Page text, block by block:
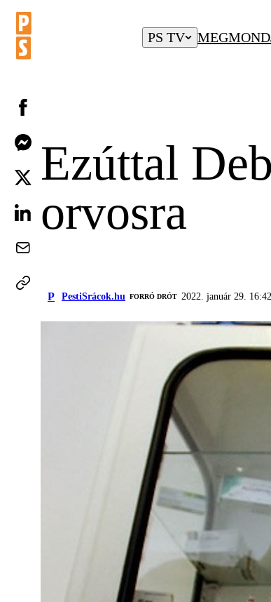
PS TV
Ezúttal
orvosra
P PestiSrácok.hu FORRÓ DRÓT 2022. január 29. 16:42